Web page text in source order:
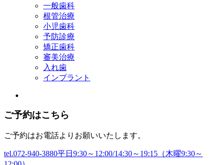
一般歯科
根管治療
小児歯科
予防診療
矯正歯科
審美治療
入れ歯
インプラント
ご予約はこちら
ご予約はお電話よりお願いいたします。
tel.072-940-3880平日9:30～12:00/14:30～19:15（木曜9:30～